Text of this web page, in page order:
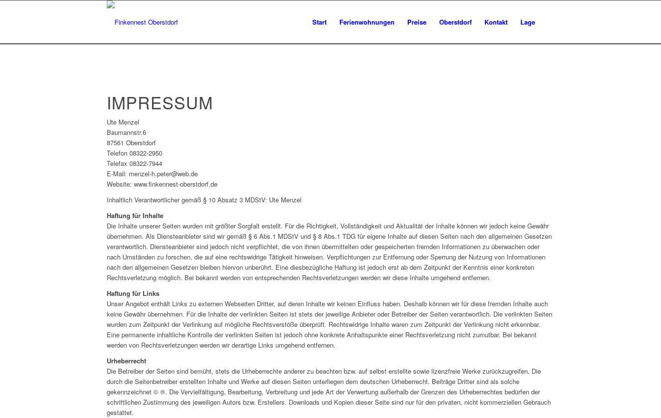
Start Ferienwohnungen Preise Oberstdorf Kontakt Lage
IMPRESSUM
Ute Menzel
Baumannstr.6
87561 Oberstdorf
Telefon 08322-2950
Telefax 08322-7944
E-Mail: menzel-h.peter@web.de
Website: www.finkennest-oberstdorf.de
Inhaltlich Verantwortlicher gemäß § 10 Absatz 3 MDStV: Ute Menzel
Haftung für Inhalte
Die Inhalte unserer Seiten wurden mit größter Sorgfalt erstellt. Für die Richtigkeit, Vollständigkeit und Aktualität der Inhalte können wir jedoch keine Gewähr
übernehmen. Als Diensteanbieter sind wir gemäß § 6 Abs.1 MDStV und § 8 Abs.1 TDG für eigene Inhalte auf diesen Seiten nach den allgemeinen Gesetzen
verantwortlich. Diensteanbieter sind jedoch nicht verpflichtet, die von ihnen übermittelten oder gespeicherten fremden Informationen zu überwachen oder
nach Umständen zu forschen, die auf eine rechtswidrige Tätigkeit hinweisen. Verpflichtungen zur Entfernung oder Sperrung der Nutzung von Informationen
nach den allgemeinen Gesetzen bleiben hiervon unberührt. Eine diesbezügliche Haftung ist jedoch erst ab dem Zeitpunkt der Kenntnis einer konkreten
Rechtsverletzung möglich. Bei bekannt werden von entsprechenden Rechtsverletzungen werden wir diese Inhalte umgehend entfernen.
Haftung für Links
Unser Angebot enthält Links zu externen Webseiten Dritter, auf deren Inhalte wir keinen Einfluss haben. Deshalb können wir für diese fremden Inhalte auch
keine Gewähr übernehmen. Für die Inhalte der verlinkten Seiten ist stets der jeweilige Anbieter oder Betreiber der Seiten verantwortlich. Die verlinkten Seiten
wurden zum Zeitpunkt der Verlinkung auf mögliche Rechtsverstöße überprüft. Rechtswidrige Inhalte waren zum Zeitpunkt der Verlinkung nicht erkennbar.
Eine permanente inhaltliche Kontrolle der verlinkten Seiten ist jedoch ohne konkrete Anhaltspunkte einer Rechtsverletzung nicht zumutbar. Bei bekannt
werden von Rechtsverletzungen werden wir derartige Links umgehend entfernen.
Urheberrecht
Die Betreiber der Seiten sind bemüht, stets die Urheberrechte anderer zu beachten bzw. auf selbst erstellte sowie lizenzfreie Werke zurückzugreifen. Die
durch die Seitenbetreiber erstellten Inhalte und Werke auf diesen Seiten unterliegen dem deutschen Urheberrecht. Beiträge Dritter sind als solche
gekennzeichnet © ®. Die Vervielfältigung, Bearbeitung, Verbreitung und jede Art der Verwertung außerhalb der Grenzen des Urheberrechtes bedürfen der
schriftlichen Zustimmung des jeweiligen Autors bzw. Erstellers. Downloads und Kopien dieser Seite sind nur für den privaten, nicht kommerziellen Gebrauch
gestattet.